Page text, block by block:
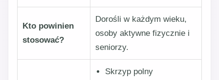
Kto powinien
stosować?
Dorośli w każdym wieku,
osoby aktywne fizycznie i
seniorzy.
Skrzyp polny